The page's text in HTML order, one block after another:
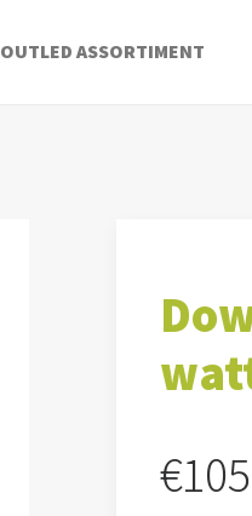
OUTLED ASSORTIMENT
€